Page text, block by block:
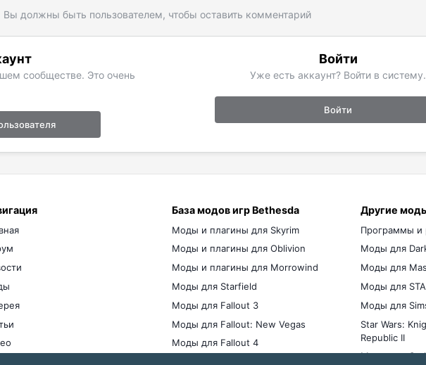
Вы должны быть пользователем, чтобы оставить комментарий
сообществе. Это очень
Войти
Уже есть аккаунт? Войти в систему.
Войти
База модов игр Bethesda
Моды и плагины для Skyrim
Моды и плагины для Oblivion
Моды и плагины для Morrowind
Моды для Starfield
Моды для Fallout 3
Моды для Fallout: New Vegas
Моды для Fallout 4
Другие
Программы и
Моды для
Моды для
Моды для
Моды для
Star Wars:
Republic II
Моды для